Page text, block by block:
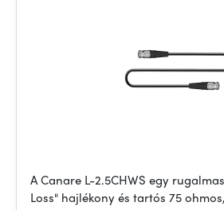
A Canare L-2.5CHWS egy
Loss" hajlékony és tartós 75 ohmos,